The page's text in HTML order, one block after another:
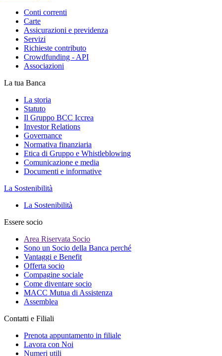
Conti correnti
Carte
Assicurazioni e previdenza
Servizi
Richieste contributo
Crowdfunding - API
Associazioni
La tua Banca
La storia
Statuto
Il Gruppo BCC Iccrea
Investor Relations
Governance
Normativa finanziaria
Etica di Gruppo e Whistleblowing
Comunicazione e media
Documenti e informative
La Sostenibilità
La Sostenibilità
Essere socio
Area Riservata Socio
Sono un Socio della Banca perché
Vantaggi e Benefit
Offerta socio
Compagine sociale
Come diventare socio
MACC Mutua di Assistenza
Assemblea
Contatti e Filiali
Prenota appuntamento in filiale
Lavora con Noi
Numeri utili